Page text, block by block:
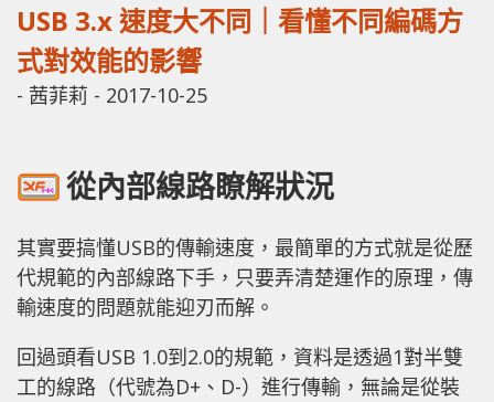
USB 3.x 速度大不同｜看懂不同編碼方
式對效能的影響
- 茜菲莉 - 2017-10-25
從內部線路瞭解狀況
其實要搞懂USB的傳輸速度，最簡單的方式就是從歷
代規範的內部線路下手，只要弄清楚運作的原理，傳
輸速度的問題就能迎刃而解。
回過頭看USB 1.0到2.0的規範，資料是透過1對半雙
工的線路（代號為D+、D-）進行傳輸，無論是從裝